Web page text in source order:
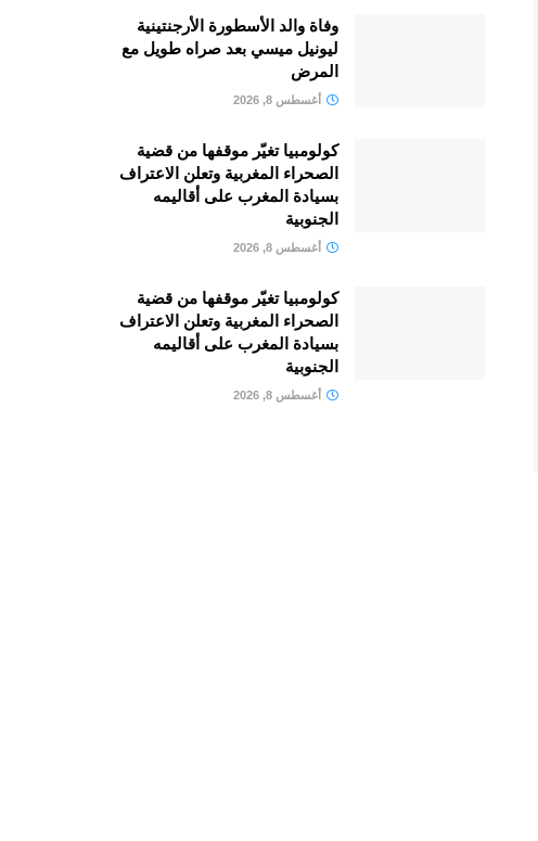
وفاة والد الأسطورة الأرجنتينية
ليونيل ميسي بعد صراه طويل مع
المرض
أغسطس 8, 2026
كولومبيا تغيّر موقفها من قضية
الصحراء المغربية وتعلن الاعتراف
بسيادة المغرب على أقاليمه
الجنوبية
أغسطس 8, 2026
كولومبيا تغيّر موقفها من قضية
الصحراء المغربية وتعلن الاعتراف
بسيادة المغرب على أقاليمه
الجنوبية
أغسطس 8, 2026